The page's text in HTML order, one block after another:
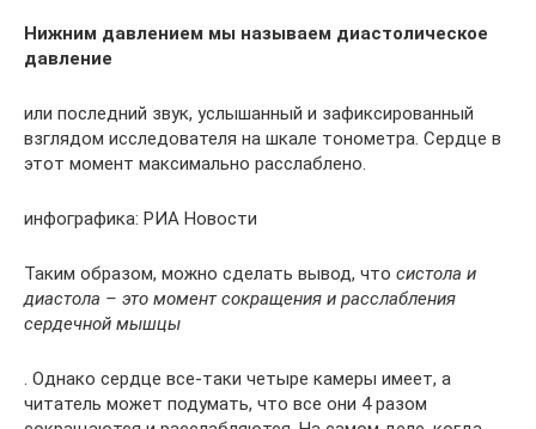
Нижним давлением мы называем диастолическое
давление
или последний звук, услышанный и зафиксированный
взглядом исследователя на шкале тонометра. Сердце в
этот момент максимально расслаблено.
инфографика: РИА Новости
Таким образом, можно сделать вывод, что систола и
диастола – это момент сокращения и расслабления
сердечной мышцы
. Однако сердце все-таки четыре камеры имеет, а
читатель может подумать, что все они 4 разом